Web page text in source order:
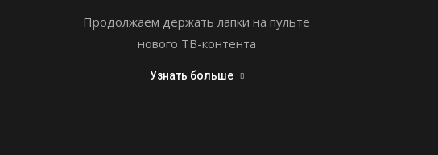
Продолжаем держать лапки на пульте
нового ТВ-контента
Узнать больше